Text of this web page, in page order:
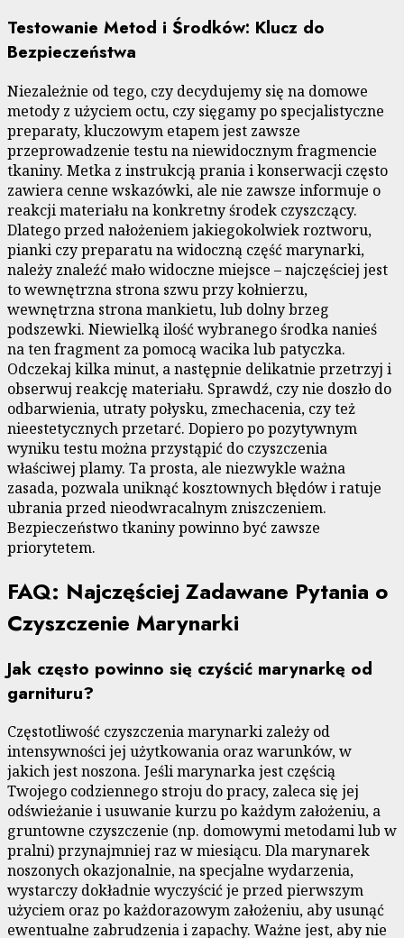
Testowanie Metod i Środków: Klucz do
Bezpieczeństwa
Niezależnie od tego, czy decydujemy się na domowe
metody z użyciem octu, czy sięgamy po specjalistyczne
preparaty, kluczowym etapem jest zawsze
przeprowadzenie testu na niewidocznym fragmencie
tkaniny. Metka z instrukcją prania i konserwacji często
zawiera cenne wskazówki, ale nie zawsze informuje o
reakcji materiału na konkretny środek czyszczący.
Dlatego przed nałożeniem jakiegokolwiek roztworu,
pianki czy preparatu na widoczną część marynarki,
należy znaleźć mało widoczne miejsce – najczęściej jest
to wewnętrzna strona szwu przy kołnierzu,
wewnętrzna strona mankietu, lub dolny brzeg
podszewki. Niewielką ilość wybranego środka nanieś
na ten fragment za pomocą wacika lub patyczka.
Odczekaj kilka minut, a następnie delikatnie przetrzyj i
obserwuj reakcję materiału. Sprawdź, czy nie doszło do
odbarwienia, utraty połysku, zmechacenia, czy też
nieestetycznych przetarć. Dopiero po pozytywnym
wyniku testu można przystąpić do czyszczenia
właściwej plamy. Ta prosta, ale niezwykle ważna
zasada, pozwala uniknąć kosztownych błędów i ratuje
ubrania przed nieodwracalnym zniszczeniem.
Bezpieczeństwo tkaniny powinno być zawsze
priorytetem.
FAQ: Najczęściej Zadawane Pytania o
Czyszczenie Marynarki
Jak często powinno się czyścić marynarkę od
garnituru?
Częstotliwość czyszczenia marynarki zależy od
intensywności jej użytkowania oraz warunków, w
jakich jest noszona. Jeśli marynarka jest częścią
Twojego codziennego stroju do pracy, zaleca się jej
odświeżanie i usuwanie kurzu po każdym założeniu, a
gruntowne czyszczenie (np. domowymi metodami lub w
pralni) przynajmniej raz w miesiącu. Dla marynarek
noszonych okazjonalnie, na specjalne wydarzenia,
wystarczy dokładnie wyczyścić je przed pierwszym
użyciem oraz po każdorazowym założeniu, aby usunąć
ewentualne zabrudzenia i zapachy. Ważne jest, aby nie